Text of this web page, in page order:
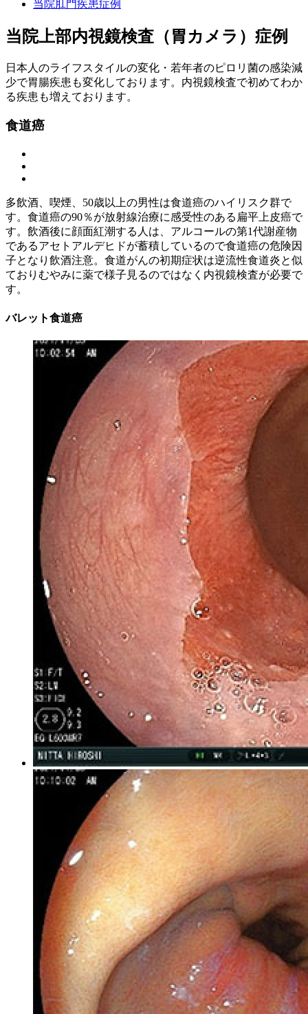
当院肛門疾患症例
当院上部内視鏡検査（胃カメラ）症例
日本人のライフスタイルの変化・若年者のピロリ菌の感染減
少で胃腸疾患も変化しております。内視鏡検査で初めてわか
る疾患も増えております。
食道癌
多飲酒、喫煙、50歳以上の男性は食道癌のハイリスク群で
す。食道癌の90％が放射線治療に感受性のある扁平上皮癌で
す。飲酒後に顔面紅潮する人は、アルコールの第1代謝産物
であるアセトアルデヒドが蓄積しているので食道癌の危険因
子となり飲酒注意。食道がんの初期症状は逆流性食道炎と似
ておりむやみに薬で様子見るのではなく内視鏡検査が必要で
す。
バレット食道癌